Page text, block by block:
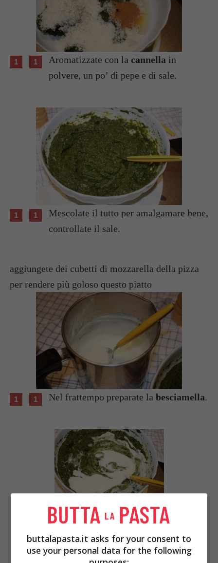
Aromatizzate con la cannella in
polvere, un po’ di pepe e di sale.
Mescolate il tutto per amalgamare bene,
controllate il sale.
aggiungete dei cubetti di mozzarella della pizza
per rendere più goloso questo piatto
Nel frattempo preparate la besciamella.
buttalapasta.it asks for your consent to
use your personal data for the following